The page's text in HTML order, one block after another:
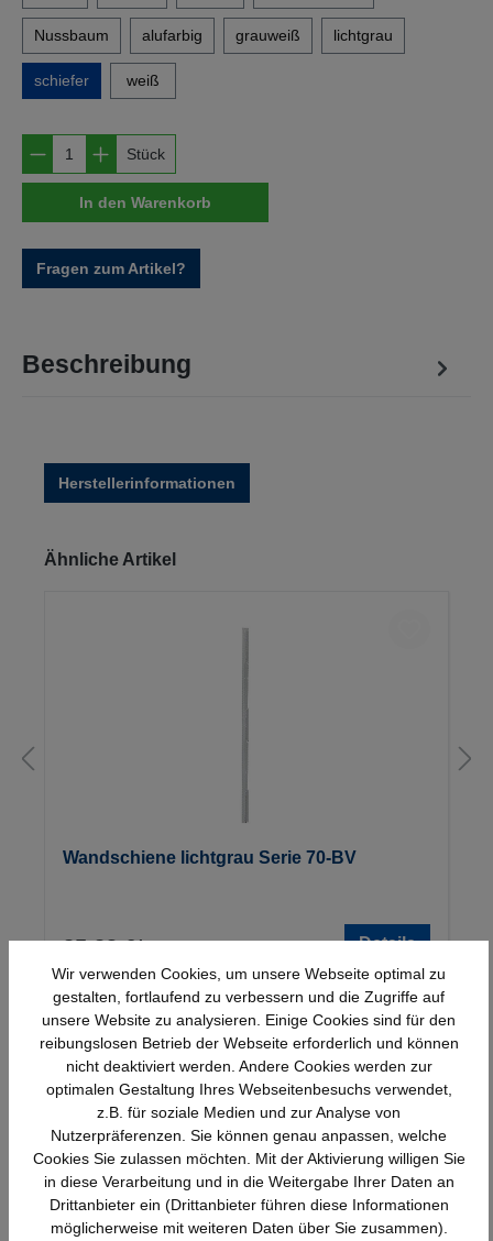
Nussbaum alufarbig grauweiß lichtgrau
schiefer weiß
Produkt Anzahl: Gib den gewünschten
Stück
In den Warenkorb
Fragen zum Artikel?
Beschreibung
Herstellerinformationen
Produktgalerie überspringen
Ähnliche Artikel
Wandschiene lichtgrau Serie 70-BV
25,23 €* Details
Schnelle Lieferung
Bundesweit
Topmarken
Faire Preise
Wir verwenden Cookies, um unsere Webseite optimal zu
gestalten, fortlaufend zu verbessern und die Zugriffe auf
unsere Website zu analysieren. Einige Cookies sind für den
reibungslosen Betrieb der Webseite erforderlich und können
nicht deaktiviert werden. Andere Cookies werden zur
optimalen Gestaltung Ihres Webseitenbesuchs verwendet,
z.B. für soziale Medien und zur Analyse von
Nutzerpräferenzen. Sie können genau anpassen, welche
Cookies Sie zulassen möchten. Mit der Aktivierung willigen Sie
in diese Verarbeitung und in die Weitergabe Ihrer Daten an
Drittanbieter ein (Drittanbieter führen diese Informationen
möglicherweise mit weiteren Daten über Sie zusammen).